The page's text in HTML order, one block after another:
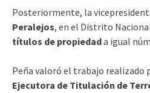
Posteriormente, la
Peralejos, en el Distrito
títulos de propiedada igual
Peña valoró el trabajo realizado
Ejecutora de Titulación de